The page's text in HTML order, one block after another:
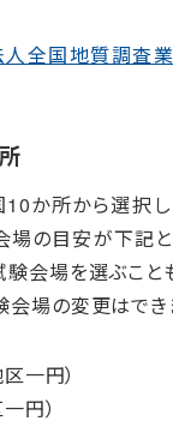
全国地質調査
か所から選択し
の目安が下記と
会場を選ぶこと
場の変更はでき
一円）
円）